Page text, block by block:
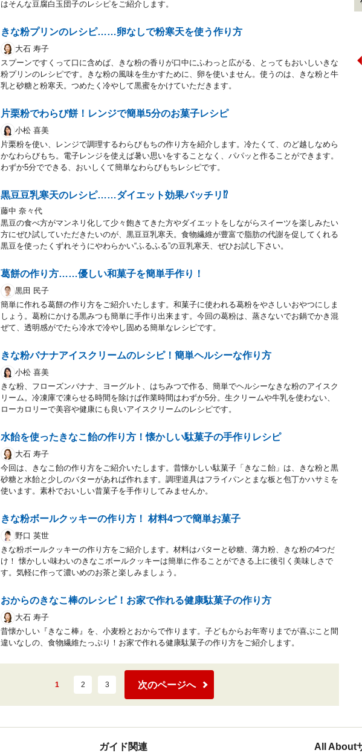
はそんな豆腐白玉団子のレシピをご紹介します。
きな粉プリンのレシピ……卵なしで粉寒天を使う作り方
大石 寿子
スプーンですくって口に含めば、きな粉の香りが口中にふわっと広がる、とってもおいしいきな
粉プリンのレシピです。きな粉の風味を生かすために、卵を使いません。使うのは、きな粉と牛
乳と砂糖と粉寒天。つめたく冷やして黒蜜をかけていただきます。
片栗粉でわらび餅！レンジで簡単5分のお菓子レシピ
小松 喜美
片栗粉を使い、レンジで調理するわらびもちの作り方を紹介します。冷たくて、のど越しなめら
かなわらびもち。電子レンジを使えば暑い思いをすることなく、パパッと作ることができます。
わずか5分でできる、おいしくて簡単なわらびもちレシピです。
黒豆豆乳寒天のレシピ……ダイエット効果バッチリ⁉
藤中 奈々代
黒豆の食べ方がマンネリ化して少々飽きてきた方やダイエットをしながらスイーツを楽しみたい
方にぜひ試していただきたいのが、黒豆豆乳寒天。食物繊維が豊富で脂肪の代謝を促してくれる
黒豆を使ったくずれそうにやわらかい“ふるふる”の豆乳寒天、ぜひお試し下さい。
葛餅の作り方……優しい和菓子を簡単手作り！
黒田 民子
簡単に作れる葛餅の作り方をご紹介いたします。和菓子に使われる葛粉をやさしいおやつにしま
しょう。葛粉にかける黒みつも簡単に手作り出来ます。今回の葛粉は、蒸さないでお鍋でかき混
ぜて、透明感がでたら冷水で冷やし固める簡単なレシピです。
きな粉バナナアイスクリームのレシピ！簡単ヘルシーな作り方
小松 喜美
きな粉、フローズンバナナ、ヨーグルト、はちみつで作る、簡単でヘルシーなきな粉のアイスク
リーム。冷凍庫で凍らせる時間を除けば作業時間はわずか5分。生クリームや牛乳を使わない、
ローカロリーで美容や健康にも良いアイスクリームのレシピです。
水飴を使ったきなこ飴の作り方！懐かしい駄菓子の手作りレシピ
大石 寿子
今回は、きなこ飴の作り方をご紹介いたします。昔懐かしい駄菓子「きなこ飴」は、きな粉と黒
砂糖と水飴と少しのバターがあれば作れます。調理道具はフライパンとまな板と包丁かハサミを
使います。素朴でおいしい昔菓子を手作りしてみませんか。
きな粉ボールクッキーの作り方！ 材料4つで簡単お菓子
野口 英世
きな粉ボールクッキーの作り方をご紹介します。材料はバターと砂糖、薄力粉、きな粉の4つだ
け！ 懐かしい味わいのきなこボールクッキーは簡単に作ることができる上に後引く美味しさで
す。気軽に作って濃いめのお茶と楽しみましょう。
おからのきなこ棒のレシピ！お家で作れる健康駄菓子の作り方
大石 寿子
昔懐かしい『きなこ棒』を、小麦粉とおからで作ります。子どもからお年寄りまでが喜ぶこと間
違いなしの、食物繊維たっぷり！お家で作れる健康駄菓子の作り方をご紹介します。
1 2 3 次のページへ
ガイド関連 All About